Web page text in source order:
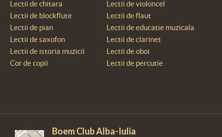
Lectii de chitara
Lectii de violoncel
Lectii de blockflute
Lectii de flaut
Lectii de pian
Lectii de educatie muzicala
Lectii de saxofon
Lectii de clarinet
Lectii de istoria muzicii
Lectii de oboi
Cor de copii
Lectii de percutie
Boem Club Alba-Iulia